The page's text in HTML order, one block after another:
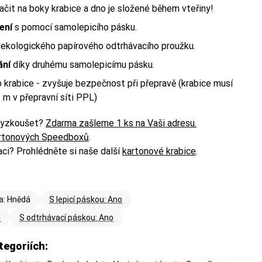
na boky krabice a dno je složené během vteřiny!
s pomocí samolepicího pásku.
papírového odtrhávacího proužku.
díky druhému samolepicímu pásku.
krabice - zvyšuje bezpečnost při přepravě (krabice musí
v přepravní síti PPL)
Zdarma zašleme 1 ks na Vaši adresu.
Speedboxů.
Prohlédněte si naše dalšíkartonové krabice.
Hnědá
S lepicí páskou: Ano
S odtrhávací páskou: Ano
nebo
nebo
nebo